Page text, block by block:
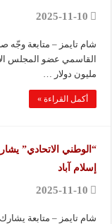
2025-11-10
شام تايمز – متابعة
مليون دولار …
أكمل القراءة »
“الوطني الاتحادي”
إسلام آباد
2025-11-10
شام تايمز – متابعة